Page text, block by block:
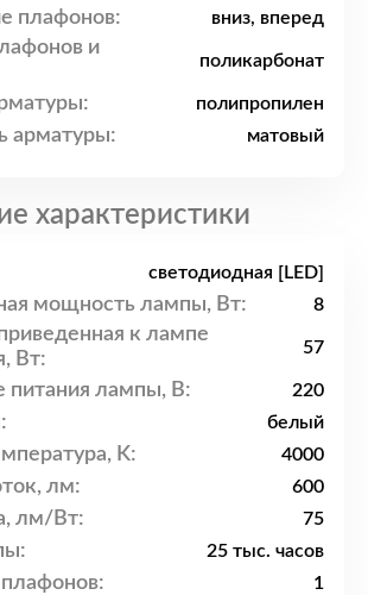
плафонов: вниз, вперед
и
поликарбонат
полипропилен
арматуры: матовый
характеристики
светодиодная [LED]
мощность лампы, Вт: 8
к лампе
Вт:
57
питания лампы, В: 220
белый
K: 4000
лм: 600
лм/Вт: 75
25 тыс. часов
1